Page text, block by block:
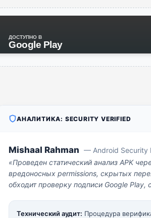
ДОСТУПНО В
Google Play
АНАЛИТИКА: SECURITY VERIFIED
Mishaal Rahman — Android Security
«Проведен статический анализ APK
вредоносных permissions, скрытых
обходит проверку подписи Google Play,
Технический аудит: Процедура